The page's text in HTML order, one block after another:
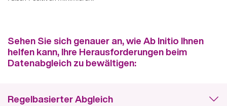
Sehen Sie sich genauer an, wie Ab Initio Ihnen
helfen kann, Ihre Herausforderungen beim
Datenabgleich zu bewältigen:
Regelbasierter Abgleich